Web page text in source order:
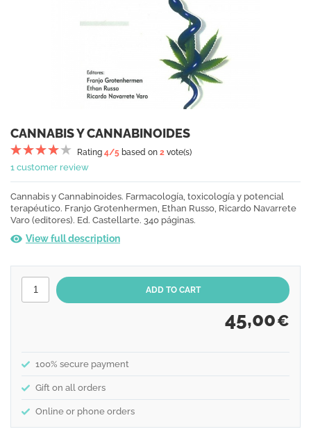
CANNABIS Y CANNABINOIDES
Rating 4/5 based on 2 vote(s)
1 customer review
Cannabis y Cannabinoides. Farmacología, toxicología y potencial
terapéutico. Franjo Grotenhermen, Ethan Russo, Ricardo Navarrete
Varo (editores). Ed. Castellarte. 340 páginas.
View full description
45,00€
100% secure payment
Gift on all orders
Online or phone orders